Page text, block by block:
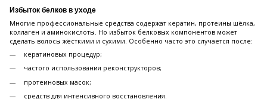
Избыток белков в уходе
Многие профессиональные средства содержат кератин, протеины шёлка,
коллаген и аминокислоты. Но избыток белковых компонентов может
сделать волосы жёсткими и сухими. Особенно часто это случается после:
кератиновых процедур;
частого использования реконструкторов;
протеиновых масок;
средств для интенсивного восстановления.